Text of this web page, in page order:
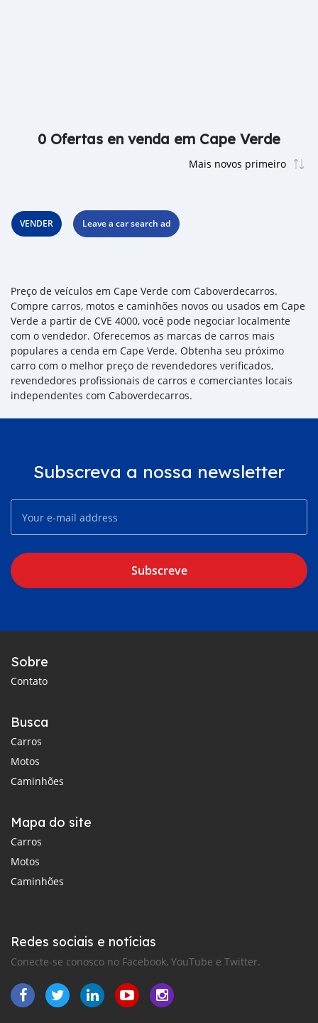
0 Ofertas en venda em Cape Verde
VENDER Leave a car search ad
Preço de veículos em Cape Verde com Caboverdecarros.
Compre carros, motos e caminhões novos ou usados em Cape
Verde a partir de CVE 4000, você pode negociar localmente
com o vendedor. Oferecemos as marcas de carros mais
populares a cenda em Cape Verde. Obtenha seu próximo
carro com o melhor preço de revendedores verificados,
revendedores profissionais de carros e comerciantes locais
independentes com Caboverdecarros.
Subscreva a nossa newsletter
Subscreve
Sobre
Contato
Busca
Carros
Motos
Caminhões
Mapa do site
Carros
Motos
Caminhões
Redes sociais e notícias
Conecte-se conosco no Facebook, YouTube e Twitter.